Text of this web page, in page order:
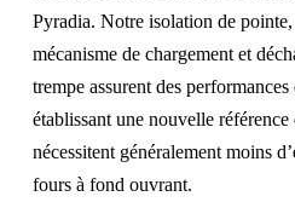
Pyradia. Notre isolation de
mécanisme de chargement et
trempe assurent des
établissant une nouvelle
nécessitent généralement moins
fours à fond ouvrant.